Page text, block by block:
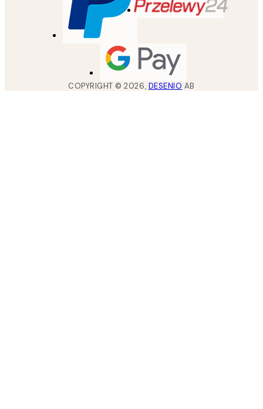
COPYRIGHT ©2026, DESENIO AB